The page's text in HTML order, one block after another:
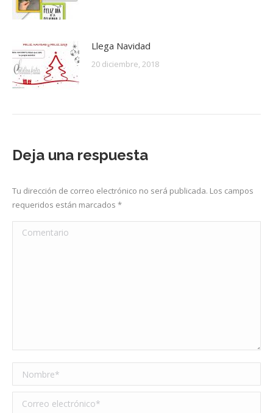
Llega Navidad
20 diciembre, 2018
Deja una respuesta
Tu dirección de correo electrónico no será publicada. Los campos
requeridos están marcados *
Comentario
Nombre *
Correo electrónico *